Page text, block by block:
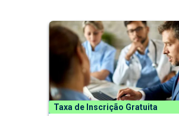
Taxa de Inscrição Gratuita